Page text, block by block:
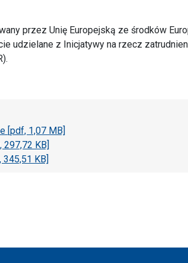
przez Unię Europejską ze środków
udzielane z Inicjatywy na rzecz
[pdf, 1,07 MB]
297,72 KB]
345,51 KB]